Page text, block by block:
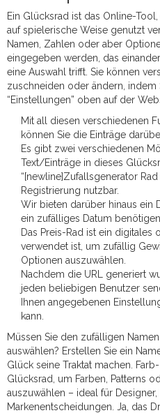
Ein Glücksrad ist das Online-
auf spielerische Weise genutzt
Namen, Zahlen oder aber
eingegeben werden, das
eine Auswahl trifft. Sie können
zuschneiden oder ändern, indem
“Einstellungen” oben auf der
Mit all diesen verschiedenen
können Sie die Einträge
Es gibt zwei verschiedenen
Text/Einträge in dieses
“[newline]Zufallsgenerator
Registrierung nutzbar.
Wir bieten darüber hinaus ein
ein zufälliges Datum benötigen.
Das Preis-Rad ist ein
verwendet ist, um zufällig
Optionen auszuwählen.
Nachdem die URL generiert
jeden beliebigen Benutzer
Ihnen angegebenen
kann.
Müssen Sie den zufälligen
auswählen? Erstellen Sie ein
Glück seine Traktat machen.
Glücksrad, um Farben, Patterns
auszuwählen – ideal für Designer,
Markenentscheidungen. Ja, das